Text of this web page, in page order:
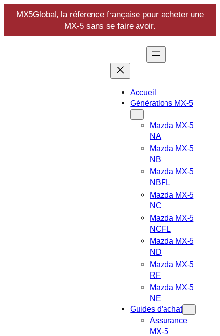
MX5Global, la référence française pour acheter une
MX-5 sans se faire avoir.
Accueil
Générations MX-5
Mazda MX-5
NA
Mazda MX-5
NB
Mazda MX-5
NBFL
Mazda MX-5
NC
Mazda MX-5
NCFL
Mazda MX-5
ND
Mazda MX-5
RF
Mazda MX-5
NE
Guides d’achat
Assurance
MX-5